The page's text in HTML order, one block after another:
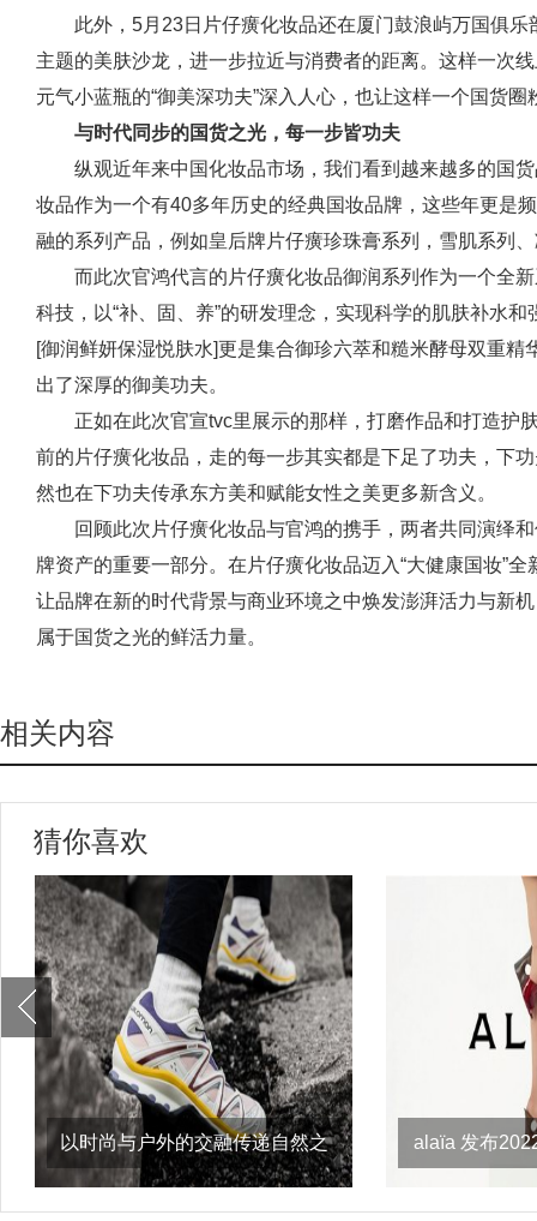
此外，5月23日片仔癀化妆品还在厦门鼓浪屿万国俱
主题的美肤沙龙，进一步拉近与消费者的距离。这样一次
元气小蓝瓶的“御美深功夫”深入人心，也让这样一个国货圈
与时代同步的国货之光，每一步皆功夫
纵观近年来中国化妆品市场，我们看到越来越多的国
妆品作为一个有40多年历史的经典国妆品牌，这些年更是
融的系列产品，例如皇后牌片仔癀珍珠膏系列，雪肌系列
而此次官鸿代言的片仔癀化妆品御润系列作为一个全
科技，以“补、固、养”的研发理念，实现科学的肌肤补水
[御润鲜妍保湿悦肤水]更是集合御珍六萃和糙米酵母双重
出了深厚的御美功夫。
正如在此次官宣tvc里展示的那样，打磨作品和打造护
前的片仔癀化妆品，走的每一步其实都是下足了功夫，下
然也在下功夫传承东方美和赋能女性之美更多新含义。
回顾此次片仔癀化妆品与官鸿的携手，两者共同演绎
牌资产的重要一部分。在片仔癀化妆品迈入“大健康国妆”
让品牌在新的时代背景与商业环境之中焕发澎湃活力与新
属于国货之光的鲜活力量。
相关内容
猜你喜欢
以时尚与户外的交融传递自然之
意，salomon
alaïa 发布